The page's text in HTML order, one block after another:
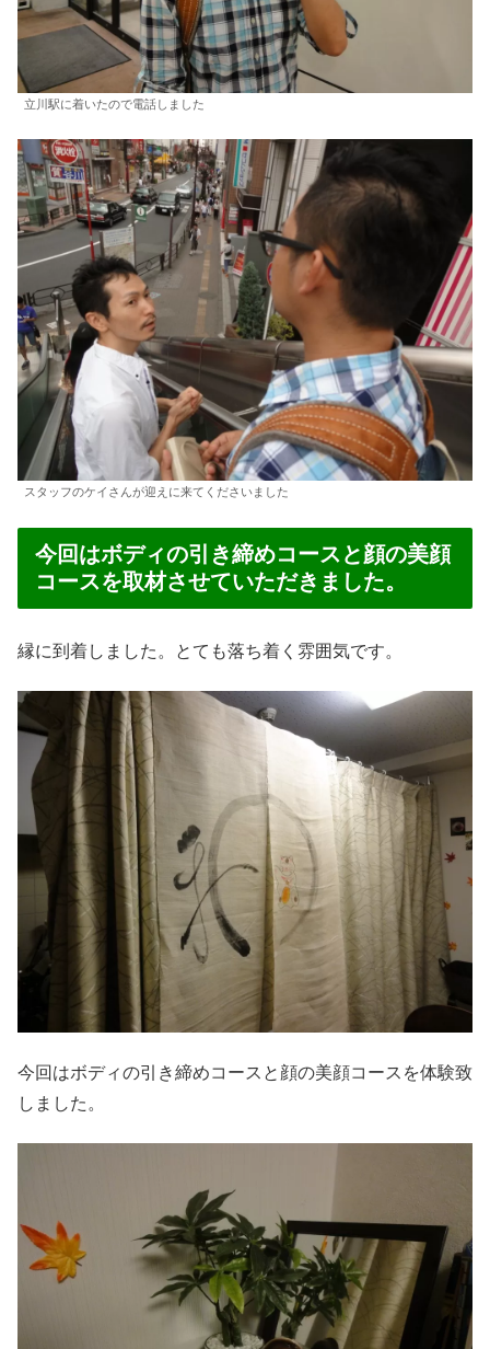
立川駅に着いたので電話しました
スタッフのケイさんが迎えに来てくださいました
今回はボディの引き締めコースと顔の美顔
コースを取材させていただきました。
縁に到着しました。とても落ち着く雰囲気です。
今回はボディの引き締めコースと顔の美顔コースを体験致
しました。